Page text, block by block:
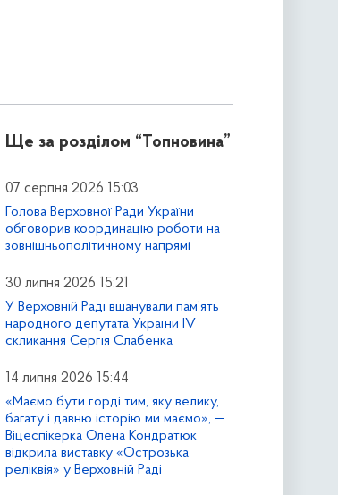
Ще за розділом “Топновина”
07 серпня 2026 15:03
Голова Верховної Ради України
обговорив координацію роботи на
зовнішньополітичному напрямі
30 липня 2026 15:21
У Верховній Раді вшанували пам’ять
народного депутата України IV
скликання Сергія Слабенка
14 липня 2026 15:44
«Маємо бути горді тим, яку велику,
багату і давню історію ми маємо», —
Віцеспікерка Олена Кондратюк
відкрила виставку «Острозька
реліквія» у Верховній Раді